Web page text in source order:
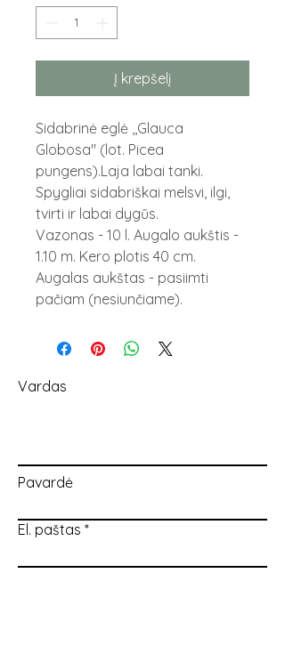
Į krepšelį
Sidabrinė eglė ,,Glauca
Globosa" (lot. Picea
pungens).Laja labai tanki.
Spygliai sidabriškai melsvi, ilgi,
tvirti ir labai dygūs.
Vazonas - 10 l. Augalo aukštis -
1.10 m. Kero plotis 40 cm.
Augalas aukštas - pasiimti
pačiam (nesiunčiame).
Vardas
Pavardė
El. paštas